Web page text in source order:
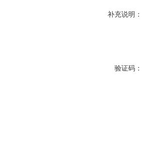
补充说明：
验证码：